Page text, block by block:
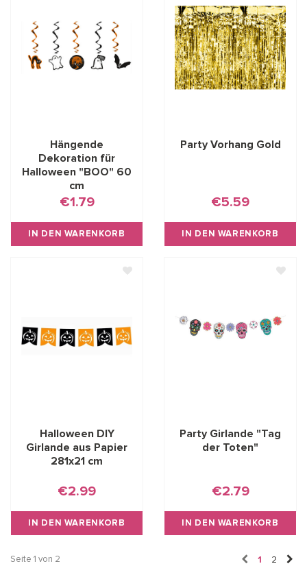
Hängende
Dekoration für
Halloween "BOO" 60
cm
€1.79
IN DEN WARENKORB
Party Vorhang Gold
€5.59
IN DEN WARENKORB
Halloween DIY
Girlande aus Papier
281x21 cm
€2.99
IN DEN WARENKORB
Party Girlande "Tag
der Toten"
€2.79
IN DEN WARENKORB
Seite 1 von 2 1 2